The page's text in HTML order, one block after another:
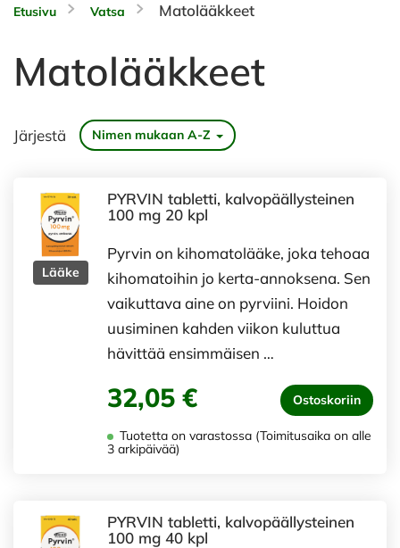
Etusivu Vatsa Matolääkkeet
Matolääkkeet
Järjestä Nimen mukaan A-Z
Lääke
PYRVIN tabletti, kalvopäällysteinen
100 mg 20 kpl
Pyrvin on kihomatolääke, joka tehoaa
kihomatoihin jo kerta-annoksena. Sen
vaikuttava aine on pyrviini. Hoidon
uusiminen kahden viikon kuluttua
hävittää ensimmäisen …
32,05 € Ostoskoriin
Tuotetta on varastossa (Toimitusaika on alle
3 arkipäivää)
PYRVIN tabletti, kalvopäällysteinen
100 mg 40 kpl